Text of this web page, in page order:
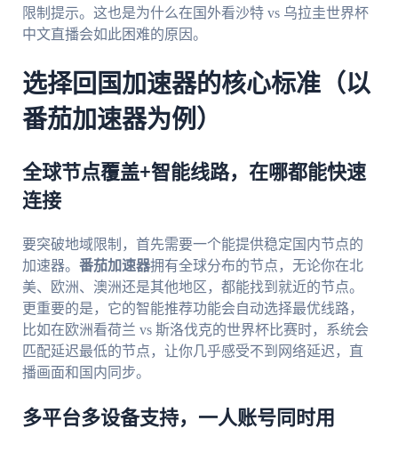
限制提示。这也是为什么在国外看沙特 vs 乌拉圭世界杯
中文直播会如此困难的原因。
选择回国加速器的核心标准（以
番茄加速器为例）
全球节点覆盖+智能线路，在哪都能快速
连接
要突破地域限制，首先需要一个能提供稳定国内节点的
加速器。 番茄加速器拥有全球分布的节点，无论你在北
美、欧洲、澳洲还是其他地区，都能找到就近的节点。
更重要的是，它的智能推荐功能会自动选择最优线路，
比如在欧洲看荷兰 vs 斯洛伐克的世界杯比赛时，系统会
匹配延迟最低的节点，让你几乎感受不到网络延迟，直
播画面和国内同步。
多平台多设备支持，一人账号同时用